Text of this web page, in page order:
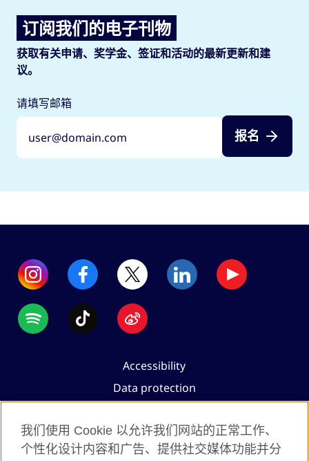
订阅我们的电子刊物
获取有关申请、奖学金、签证和活动的最新更新和建
议。
请填写邮箱
报名
Accessibility
Data protection
Cookies
Sitemap
我们使用 Cookie 以允许我们网站的正常工作、
个性化设计内容和广告、提供社交媒体功能并分